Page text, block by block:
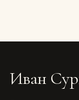
Иван